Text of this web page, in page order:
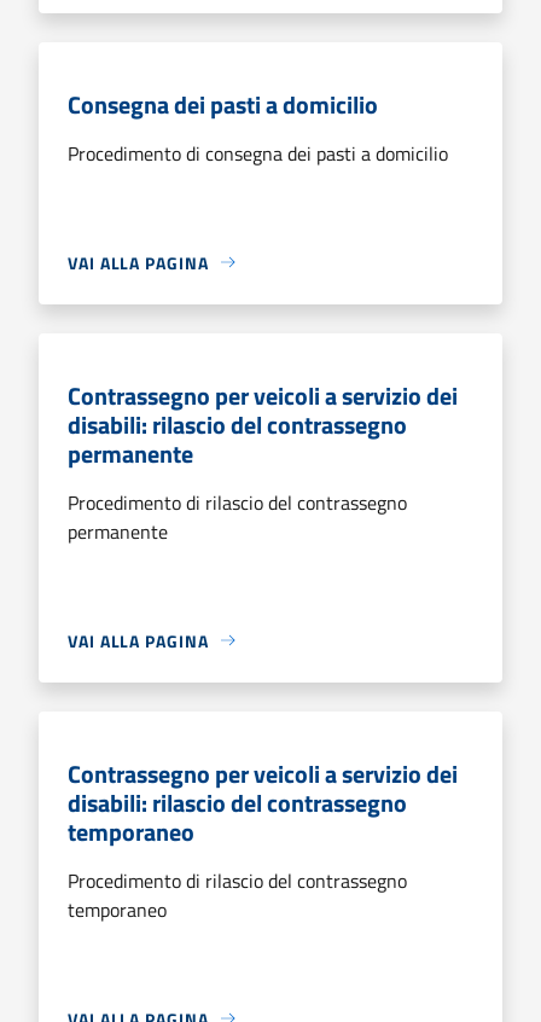
Consegna dei pasti a domicilio
Procedimento di consegna dei pasti a domicilio
VAI ALLA PAGINA
Contrassegno per veicoli a servizio dei
disabili: rilascio del contrassegno
permanente
Procedimento di rilascio del contrassegno
permanente
VAI ALLA PAGINA
Contrassegno per veicoli a servizio dei
disabili: rilascio del contrassegno
temporaneo
Procedimento di rilascio del contrassegno
temporaneo